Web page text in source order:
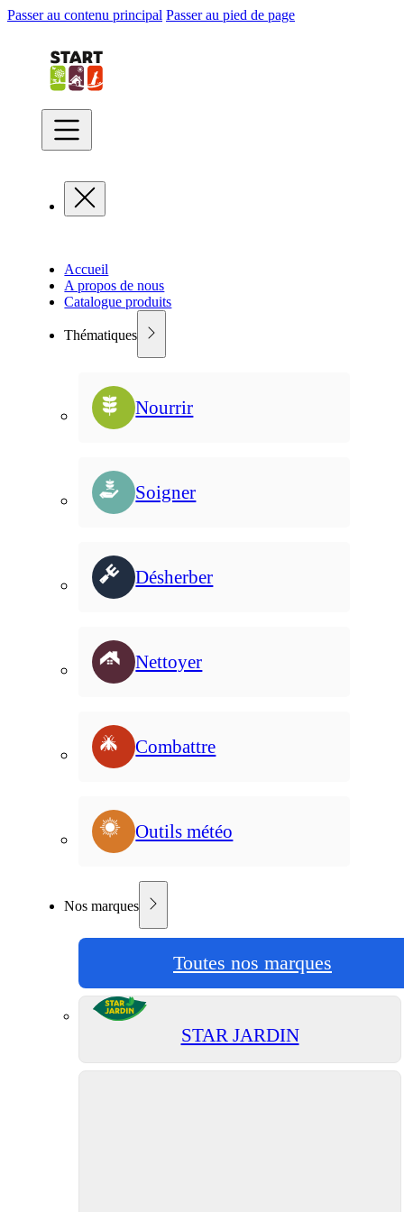
Passer au contenu principal Passer au pied de page
Accueil
A propos de nous
Catalogue produits
Thématiques
Nourrir
Soigner
Désherber
Nettoyer
Combattre
Outils météo
Nos marques
Toutes nos marques
STAR JARDIN